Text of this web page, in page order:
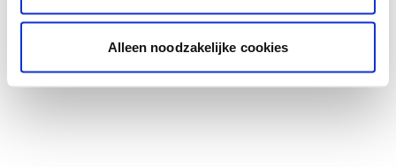
Alleen noodzakelijke cookies
Obtenez un contrôle technologique de vos